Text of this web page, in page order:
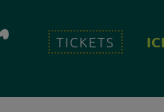
ICH BIN
TICKETS